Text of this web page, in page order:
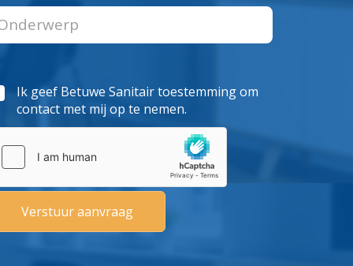
Ik geef Betuwe Sanitair toestemming om
contact met mij op te nemen.